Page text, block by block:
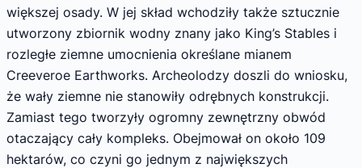
większej osady. W jej skład wchodziły także sztucznie
utworzony zbiornik wodny znany jako King’s Stables i
rozległe ziemne umocnienia określane mianem
Creeveroe Earthworks. Archeolodzy doszli do wniosku,
że wały ziemne nie stanowiły odrębnych konstrukcji.
Zamiast tego tworzyły ogromny zewnętrzny obwód
otaczający cały kompleks. Obejmował on około 109
hektarów, co czyni go jednym z największych